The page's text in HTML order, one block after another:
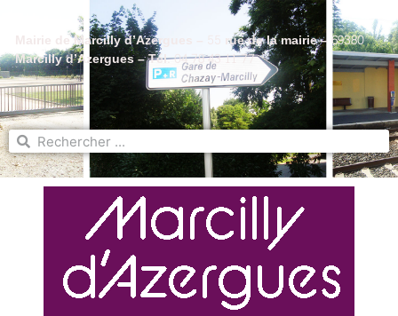
Mairie de Marcilly d’Azergues – 55 rue de la mairie – 69380
Marcilly d’Azergues – Tél. 04 78 43 11 77